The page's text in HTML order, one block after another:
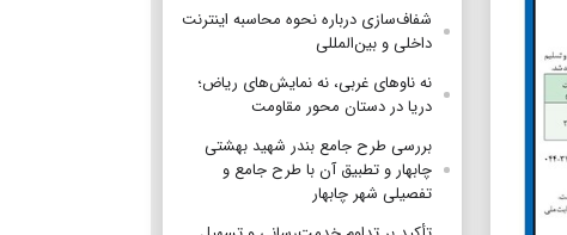
شفاف‌سازی درباره نحوه محاسبه اینترنت
داخلی و بین‌المللی
نه ناوهای غربی، نه نمایش‌های ریاض؛
دریا در دستان محور مقاومت
بررسی طرح جامع بندر شهید بهشتی
چابهار و تطبیق آن با طرح جامع و
تفصیلی شهر چابهار